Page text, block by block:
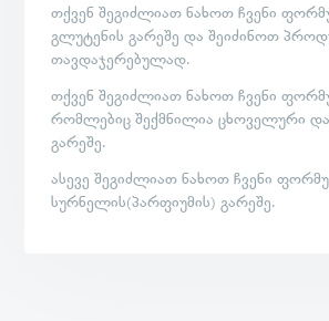
თქვენ შეგიძლიათ ნახოთ ჩვენი
გლუტენის გარეშე და შეიძინოთ
თავდაჯერებულად.
თქვენ შეგიძლიათ ნახოთ ჩვენი
რომლებიც შექმნილია ცხოველური
გარეშე.
ასევე შეგიძლიათ ნახოთ ჩვენი
სურნელის(პარფიუმის) გარეშე.